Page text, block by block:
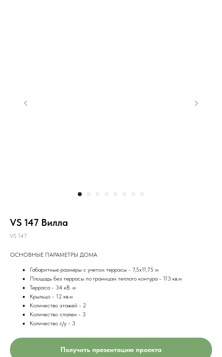
VS 147 Вилла
VS 147
ОСНОВНЫЕ ПАРАМЕТРЫ ДОМА
Габаритные размеры с учетом террасы - 7,5х11,75 м
Площадь без террасы по границам теплого контура - 113 кв.м
Терраса - 34 кВ. м
Крыльцо - 12 кв.м
Количество этажей - 2
Количество спален - 3
Количество с/у - 3
Получить презентацию проекта